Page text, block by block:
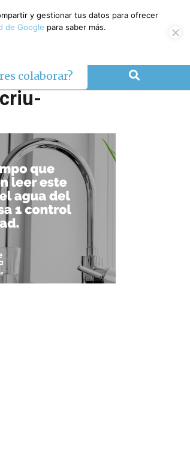
colaborar?
y gestionar tus datos para ofrecer
de Google para saber más.